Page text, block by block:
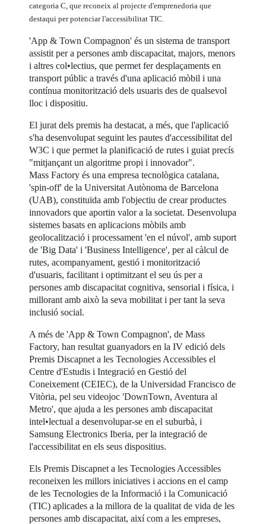
categoria C, que reconeix al projecte d'emprenedoria que
destaqui per potenciar l'accessibilitat TIC.
'App & Town Compagnon' és un sistema de transport
assistit per a persones amb discapacitat, majors, menors
i altres col•lectius, que permet fer desplaçaments en
transport públic a través d'una aplicació mòbil i una
contínua monitorització dels usuaris des de qualsevol
lloc i dispositiu.
El jurat dels premis ha destacat, a més, que l'aplicació
s'ha desenvolupat seguint les pautes d'accessibilitat del
W3C i que permet la planificació de rutes i guiat precís
"mitjançant un algoritme propi i innovador".
Mass Factory és una empresa tecnològica catalana,
'spin-off' de la Universitat Autònoma de Barcelona
(UAB), constituïda amb l'objectiu de crear productes
innovadors que aportin valor a la societat. Desenvolupa
sistemes basats en aplicacions mòbils amb
geolocalització i processament 'en el núvol', amb suport
de 'Big Data' i 'Business Intelligence', per al càlcul de
rutes, acompanyament, gestió i monitorització
d'usuaris, facilitant i optimitzant el seu ús per a
persones amb discapacitat cognitiva, sensorial i física, i
millorant amb això la seva mobilitat i per tant la seva
inclusió social.
A més de 'App & Town Compagnon', de Mass
Factory, han resultat guanyadors en la IV edició dels
Premis Discapnet a les Tecnologies Accessibles el
Centre d'Estudis i Integració en Gestió del
Coneixement (CEIEC), de la Universidad Francisco de
Vitòria, pel seu videojoc 'DownTown, Aventura al
Metro', que ajuda a les persones amb discapacitat
intel•lectual a desenvolupar-se en el suburbà, i
Samsung Electronics Iberia, per la integració de
l'accessibilitat en els seus dispositius.
Els Premis Discapnet a les Tecnologies Accessibles
reconeixen les millors iniciatives i accions en el camp
de les Tecnologies de la Informació i la Comunicació
(TIC) aplicades a la millora de la qualitat de vida de les
persones amb discapacitat, així com a les empreses,